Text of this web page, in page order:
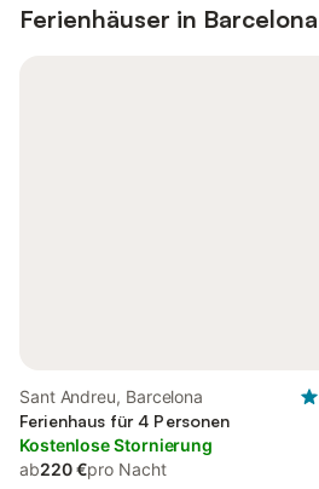
Ferienhäuser in Barcelona
Sant Andreu, Barcelona
Ferienhaus für 4 Personen
Kostenlose Stornierung
ab220 €pro Nacht